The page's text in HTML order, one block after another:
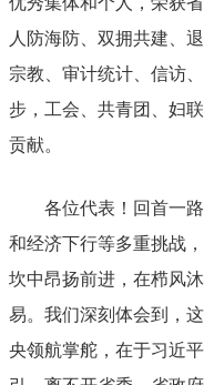
人防海防、双拥共建、
宗教、审计统计、信访
步，工会、共青团、妇
贡献。
各位代表！回首一
和经济下行等多重挑战
坎中昂扬前进，在栉风
易。我们深刻体会到，
央领航掌舵，在于习近